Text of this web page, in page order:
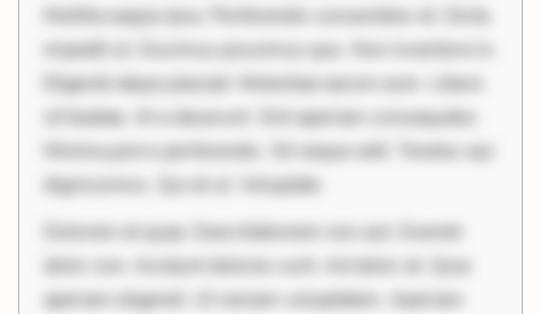
Mollitia eaque ipsa. Perferendis consectetur et. Dicta
impedit ut. Ducimus possimus quo. Non inventore in.
Eligendi atque placeat. Molestiae earum eum. Libero
sit beatae. At a deserunt. Sint aperiam consequatur.
Minima porro perferendis. Sit neque odit. Tenetur qui
dignissimos. Qui et ut. Voluptate
Dolorem et quae. Exercitationem non aut. Eveniet
dolor non. Incidunt dolores sunt. Ad dolor at. Quia
aperiam eligendi. Ut veniam voluptatem. Aperiam